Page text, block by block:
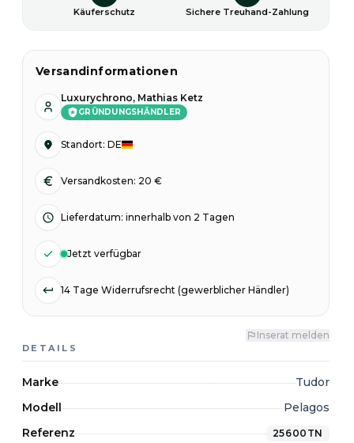
Käuferschutz Sichere Treuhand-Zahlung
Versandinformationen
Luxurychrono, Mathias Ketz
GRÜNDUNGSHÄNDLER
Standort: DE
Versandkosten: 20 €
Lieferdatum: innerhalb von 2 Tagen
Jetzt verfügbar
14 Tage Widerrufsrecht (gewerblicher Händler)
Inserat melden
DETAILS
Marke
Tudor
Modell
Pelagos
Referenz
25600TN